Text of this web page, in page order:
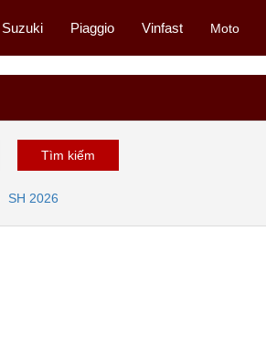
Suzuki Piaggio Vinfast Moto
SH 2026